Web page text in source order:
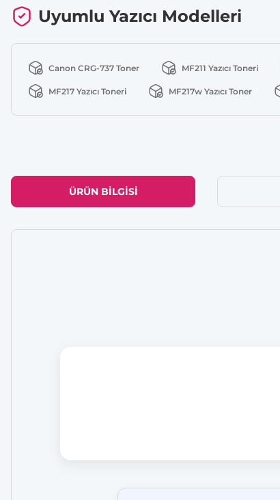
Uyumlu Yazıcı Modelleri
Canon CRG-737 Toner MF211 Yazıcı Toneri
MF217 Yazıcı Toneri MF217w Yazıcı Toner
ÜRÜN BILGISI